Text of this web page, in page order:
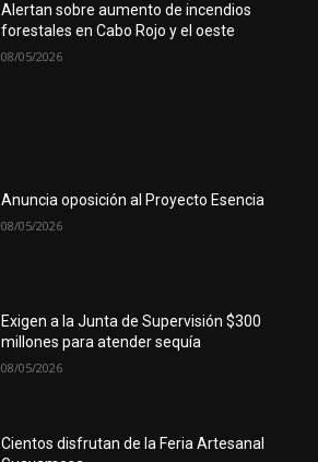
Alertan sobre aumento de incendios
forestales en Cabo Rojo y el oeste
08/05/2026
Anuncia oposición al Proyecto Esencia
08/05/2026
Exigen a la Junta de Supervisión $300
millones para atender sequía
08/05/2026
Cientos disfrutan de la Feria Artesanal